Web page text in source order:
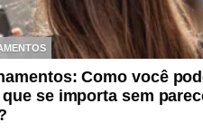
Como você
se importa sem